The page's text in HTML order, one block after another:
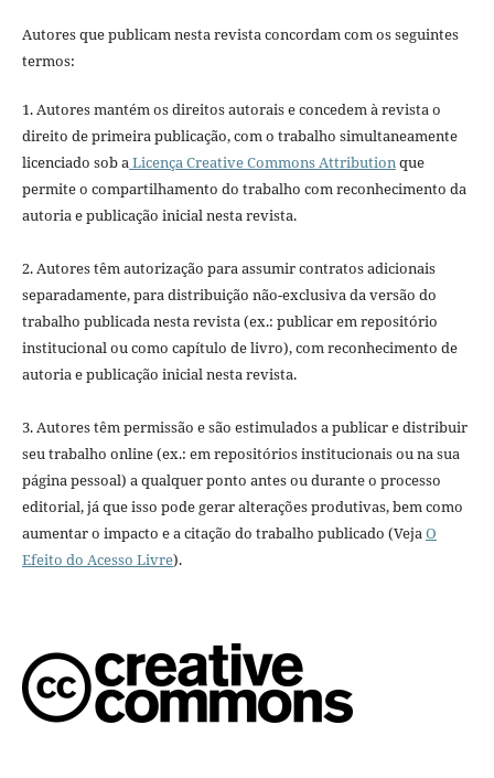
Autores que publicam nesta revista concordam com os seguintes
termos:
1. Autores mantém os direitos autorais e concedem à revista o
direito de primeira publicação, com o trabalho simultaneamente
licenciado sob aLicença Creative Commons Attributionque
permite o compartilhamento do trabalho com reconhecimento da
autoria e publicação inicial nesta revista.
2. Autores têm autorização para assumir contratos adicionais
separadamente, para distribuição não-exclusiva da versão do
trabalho publicada nesta revista (ex.: publicar em repositório
institucional ou como capítulo de livro), com reconhecimento de
autoria e publicação inicial nesta revista.
3. Autores têm permissão e são estimulados a publicar e distribuir
seu trabalho online (ex.: em repositórios institucionais ou na sua
página pessoal) a qualquer ponto antes ou durante o processo
editorial, já que isso pode gerar alterações produtivas, bem como
aumentar o impacto e a citação do trabalho publicado (VejaO
Efeito do Acesso Livre).